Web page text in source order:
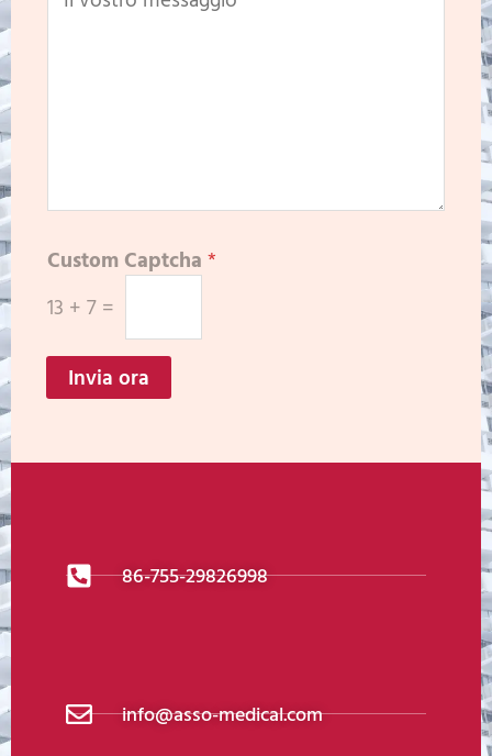
Custom Captcha *
13 + 7 =
Invia ora
86-755-29826998
info@asso-medical.com